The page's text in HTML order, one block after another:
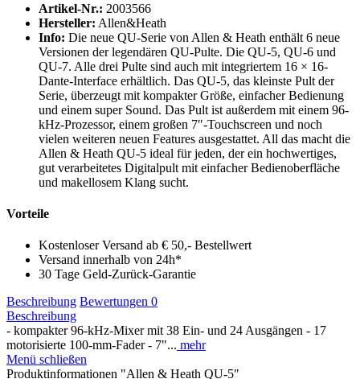
Artikel-Nr.: 2003566
Hersteller: Allen&Heath
Info: Die neue QU-Serie von Allen & Heath enthält 6 neue
Versionen der legendären QU-Pulte. Die QU-5, QU-6 und
QU-7. Alle drei Pulte sind auch mit integriertem 16 × 16-
Dante-Interface erhältlich. Das QU-5, das kleinste Pult der
Serie, überzeugt mit kompakter Größe, einfacher Bedienung
und einem super Sound. Das Pult ist außerdem mit einem 96-
kHz-Prozessor, einem großen 7″-Touchscreen und noch
vielen weiteren neuen Features ausgestattet. All das macht die
Allen & Heath QU-5 ideal für jeden, der ein hochwertiges,
gut verarbeitetes Digitalpult mit einfacher Bedienoberfläche
und makellosem Klang sucht.
Vorteile
Kostenloser Versand ab € 50,- Bestellwert
Versand innerhalb von 24h*
30 Tage Geld-Zurück-Garantie
Beschreibung Bewertungen 0
Beschreibung
- kompakter 96-kHz-Mixer mit 38 Ein- und 24 Ausgängen - 17
motorisierte 100-mm-Fader - 7"... mehr
Menü schließen
Produktinformationen "Allen & Heath QU-5"